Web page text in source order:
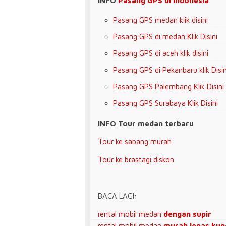
Pasang GPS medan klik disini
Pasang GPS di medan Klik Disini
Pasang GPS di aceh klik disini
Pasang GPS di Pekanbaru klik
Pasang GPS Palembang Klik Disini
Pasang GPS Surabaya Klik Disini
INFO Tour medan terbaru
Tour ke sabang murah
Tour ke brastagi diskon
BACA LAGI:
rental mobil medan dengan supir